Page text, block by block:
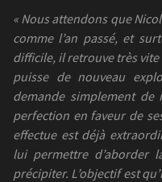
« Nous attendons que
comme l’an passé, et
difficile, il retrouve très
puisse de nouveau
demande simplement
perfection en faveur de
effectue est déjà
lui permettre d’aborder
précipiter. L’objectif est